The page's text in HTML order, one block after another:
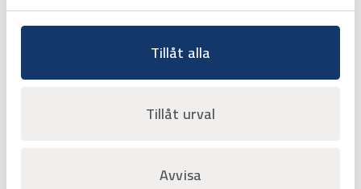
Tillåt alla
Tillåt urval
Avvisa